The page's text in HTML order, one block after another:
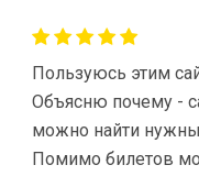
Пользуюсь этим
Объясню почему -
можно найти
Помимо билетов